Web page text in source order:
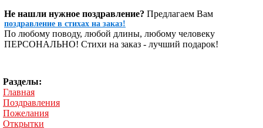
Не нашли нужное поздравление? Предлагаем Вам
поздравление в стихах на заказ!
По любому поводу, любой длины, любому человеку
ПЕРСОНАЛЬНО! Стихи на заказ - лучший подарок!
Разделы:
Главная
Поздравления
Пожелания
Открытки